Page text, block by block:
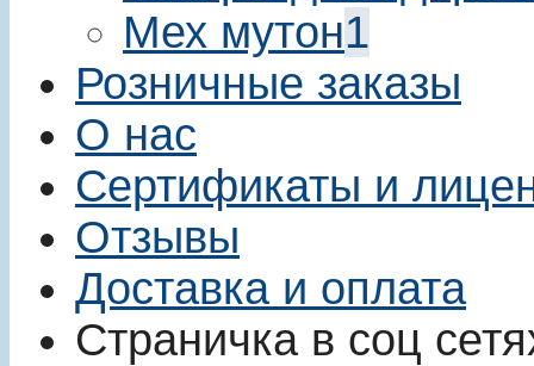
Мех мутон1
Розничные заказы
О нас
Сертификаты и
Отзывы
Доставка и оплата
Страничка в соц